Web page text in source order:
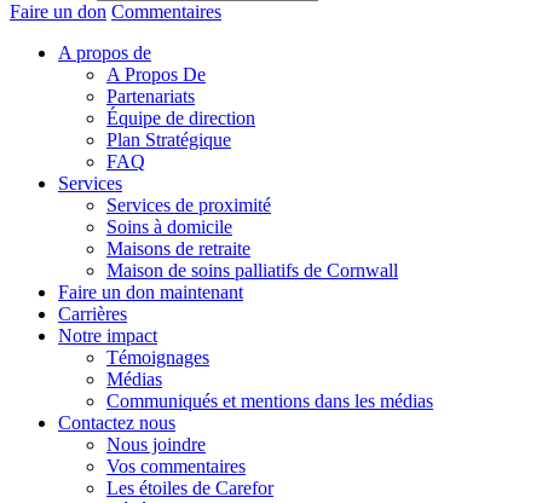
Faire un don Commentaires
A propos de
A Propos De
Partenariats
Équipe de direction
Plan Stratégique
FAQ
Services
Services de proximité
Soins à domicile
Maisons de retraite
Maison de soins palliatifs de Cornwall
Faire un don maintenant
Carrières
Notre impact
Témoignages
Médias
Communiqués et mentions dans les médias
Contactez nous
Nous joindre
Vos commentaires
Les étoiles de Carefor